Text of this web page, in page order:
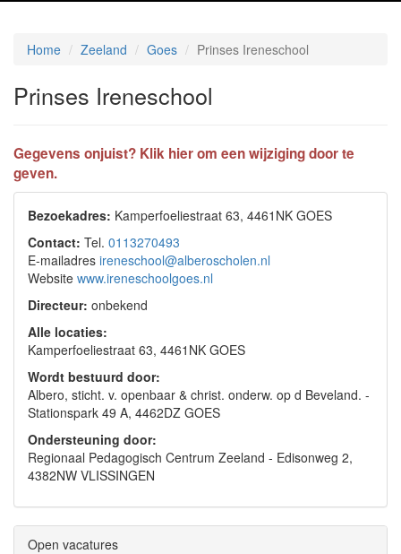
Home Zeeland Goes Prinses Ireneschool
Prinses Ireneschool
Gegevens onjuist? Klik hier om een wijziging door te
geven.
Bezoekadres: Kamperfoeliestraat 63, 4461NK GOES
Contact: Tel. 0113270493
E-mailadres ireneschool@alberoscholen.nl
Website www.ireneschoolgoes.nl
Directeur: onbekend
Alle locaties:
Kamperfoeliestraat 63, 4461NK GOES
Wordt bestuurd door:
Albero, sticht. v. openbaar & christ. onderw. op d Beveland. -
Stationspark 49 A, 4462DZ GOES
Ondersteuning door:
Regionaal Pedagogisch Centrum Zeeland - Edisonweg 2,
4382NW VLISSINGEN
Open vacatures